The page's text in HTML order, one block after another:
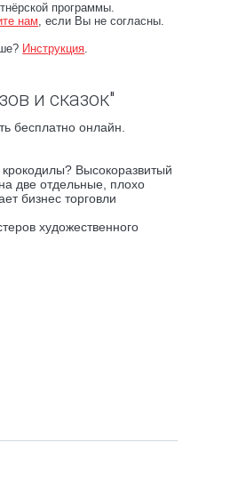
программы.
нам, если Вы не согласны.
Инструкция.
и сказок"
бесплатно онлайн.
Высокоразвитый
две отдельные, плохо
бизнес торговли
художественного